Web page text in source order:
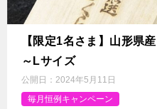
【限定1名さま】山形県
～Lサイズ
公開日： 2024年5月11日
毎月恒例キャンペーン